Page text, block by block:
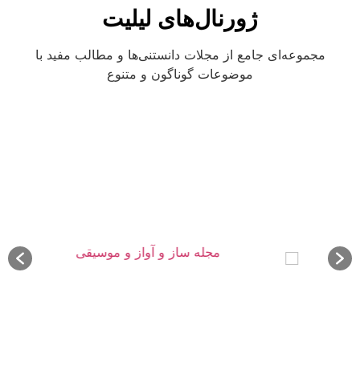
ژورنال‌های لیلیت
مجموعه‌ای جامع از مجلات دانستنی‌ها و مطالب مفید با
موضوعات گوناگون و متنوع